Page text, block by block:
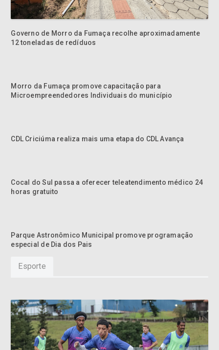
Governo de Morro da Fumaça recolhe aproximadamente
12 toneladas de redíduos
Morro da Fumaça promove capacitação para
Microempreendedores Individuais do município
CDL Criciúma realiza mais uma etapa do CDL Avança
Cocal do Sul passa a oferecer teleatendimento médico 24
horas gratuito
Parque Astronômico Municipal promove programação
especial de Dia dos Pais
Esporte